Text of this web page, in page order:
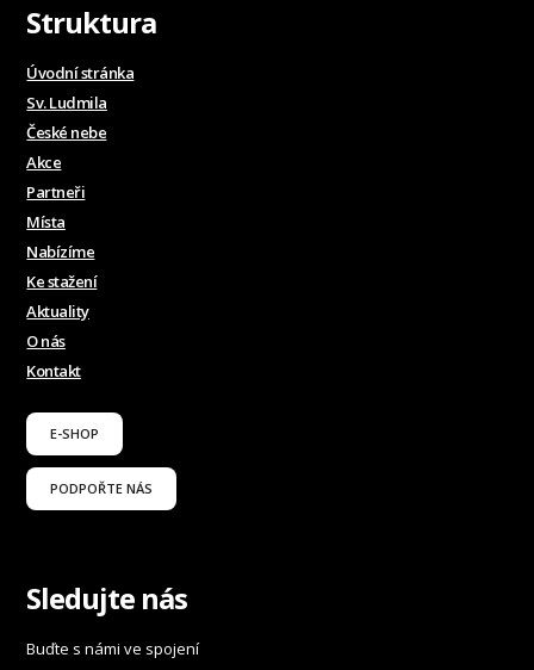
Struktura
Úvodní stránka
Sv. Ludmila
České nebe
Akce
Partneři
Místa
Nabízíme
Ke stažení
Aktuality
O nás
Kontakt
E-SHOP
PODPOŘTE NÁS
Sledujte nás
Buďte s námi ve spojení